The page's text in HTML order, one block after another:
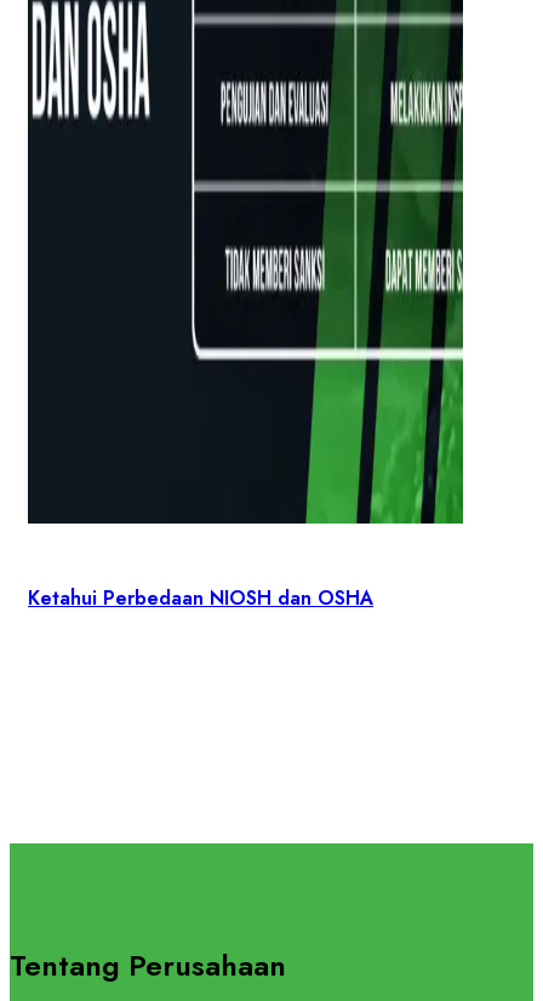
Ketahui Perbedaan NIOSH dan OSHA
Tentang Perusahaan